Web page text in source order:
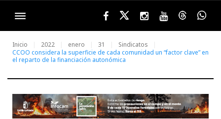
FacebookTwitterInstagram
YoutubeThreads
Inicio 2022 enero 31
Sindicatos
CCOO considera la superficie de cada comunidad un “factor clave” en
el reparto de la financiación autonómica